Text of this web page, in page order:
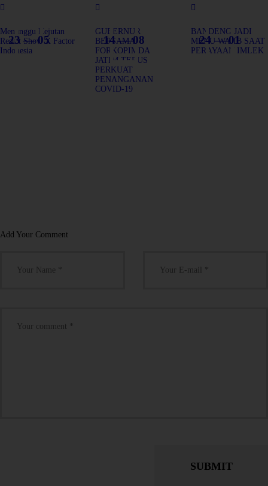
23 — 05
Menunggu Kejutan
Result Show X Factor
Indonesia
14 — 08
GUBERNUR
BERSAMA
FORKOPIMDA
JATIM TERUS
PERKUAT
PENANGANAN
COVID-19
24 — 01
BANDENG JADI
MENU WAJIB SAAT
PERAYAAN IMLEK
Add Your Comment